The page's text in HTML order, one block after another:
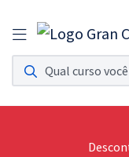
Assinatura
Acesso a todos os cursos.
Assinatura OAB
Acesso ilimitado a toda